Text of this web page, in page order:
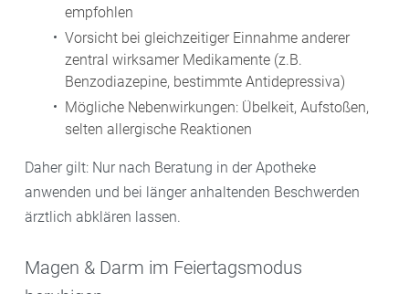
empfohlen
Vorsicht bei gleichzeitiger Einnahme anderer
zentral wirksamer Medikamente (z.B.
Benzodiazepine, bestimmte Antidepressiva)
Mögliche Nebenwirkungen: Übelkeit, Aufstoßen,
selten allergische Reaktionen
Daher gilt: Nur nach Beratung in der Apotheke
anwenden und bei länger anhaltenden Beschwerden
ärztlich abklären lassen.
Magen & Darm im Feiertagsmodus